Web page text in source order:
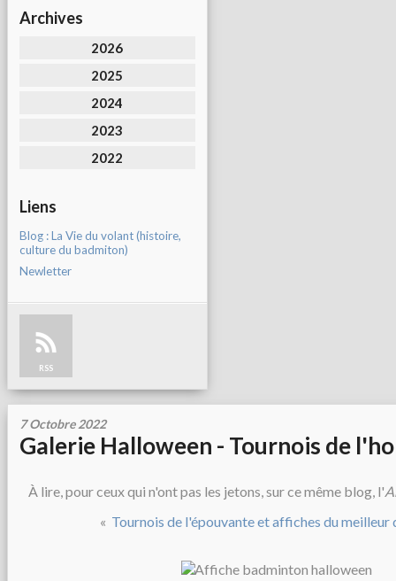
Archives
2026
2025
2024
2023
2022
Liens
Blog : La Vie du volant (histoire,
culture du badmiton)
Newletter
RSS
7 Octobre 2022
Galerie Halloween - Tournois de
À lire, pour ceux qui n'ont pas les jetons, sur ce même blog, l'
« Tournois de l'épouvante et affiches du meilleur